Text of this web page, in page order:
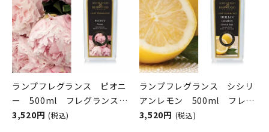
ランプフレグランス ピオニ
ー 500ml フレグランスラ
ンプ用オイル
3,520円 (税込)
ランプフレグランス シシリ
アンレモン 500ml フレグ
ランスランプ用オイル
3,520円 (税込)